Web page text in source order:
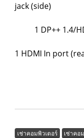
jack (side)
1 DP++ 1.4/
1 HDMI In port
เช่าคอมพิวเตอร์ เช่าคอ